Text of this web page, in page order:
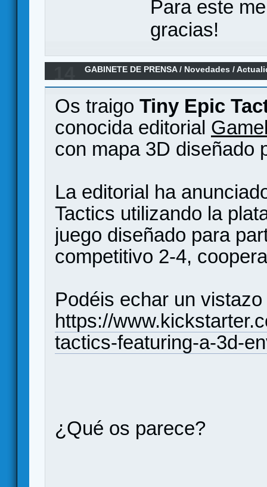
Para este
gracias!
GABINETE DE PRENSA/ Novedades /
Nuevo lanzamiento por Kickstarter -
Os traigo Tiny Epic
conocida editorial
con mapa 3D diseñado
La editorial ha
Tactics utilizando la
juego diseñado para
competitivo 2-4,
Podéis echar un
https://
tactics-featuring-a-3d-
¿Qué os parece?